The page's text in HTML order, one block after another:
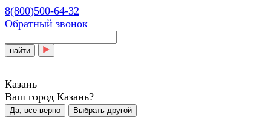
8(800)500-64-32
Обратный звонок
найти
Казань
Ваш город Казань?
Да, все верно Выбрать другой